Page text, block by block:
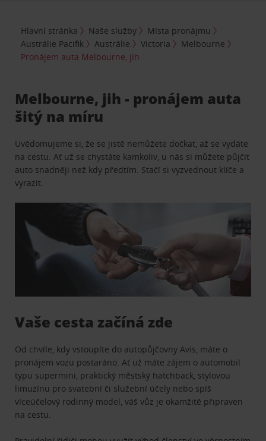
Hlavní stránka Naše služby
Místa pronájmu
Austrálie Pacifik
Austrálie Victoria
Melbourne
Pronájem auta Melbourne, jih
Melbourne, jih - pronájem auta
šitý na míru
Uvědomujeme si, že se jistě nemůžete dočkat, až se vydáte
na cestu. Ať už se chystáte kamkoliv, u nás si můžete půjčit
auto snadněji než kdy předtím. Stačí si vyzvednout klíče a
vyrazit.
Vaše cesta začíná zde
Od chvíle, kdy vstoupíte do autopůjčovny Avis, máte o
pronájem vozu postaráno. Ať už máte zájem o automobil
typu supermini, praktický městský hatchback, stylovou
limuzínu pro svatební či služební účely nebo spíš
víceúčelový rodinný model, váš vůz je okamžitě připraven
na cestu.